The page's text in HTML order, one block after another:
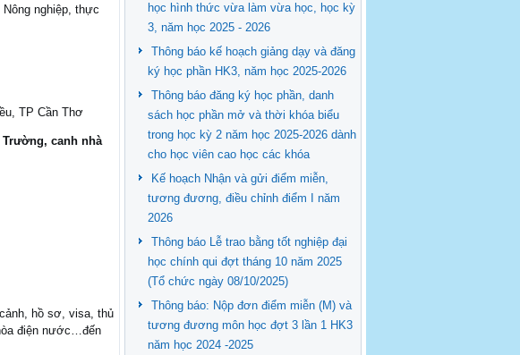
nghiệp, thực
TP Cần Thơ
canh nhà
hồ sơ, visa, thủ
điện nước…đến
học hình thức vừa làm vừa học, học kỳ
3, năm học 2025 - 2026
Thông báo kế hoạch giảng dạy và đăng
ký học phần HK3, năm học 2025-2026
Thông báo đăng ký học phần, danh
sách học phần mở và thời khóa biểu
trong học kỳ 2 năm học 2025-2026 dành
cho học viên cao học các khóa
Kế hoạch Nhận và gửi điểm miễn,
tương đương, điều chỉnh điểm I năm
2026
Thông báo Lễ trao bằng tốt nghiệp đại
học chính qui đợt tháng 10 năm 2025
(Tổ chức ngày 08/10/2025)
Thông báo: Nộp đơn điểm miễn (M) và
tương đương môn học đợt 3 lần 1 HK3
năm học 2024 -2025